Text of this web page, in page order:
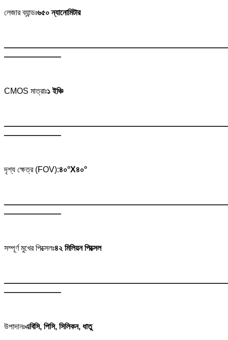
লেজার ব্যান্ডঃ৬৫০ ন্যানোমিটার
———————
CMOS মাত্রাঃ১ ইঞ্চি
———————
দৃশ্য ক্ষেত্র (FOV):৪০°X৪০°
———————
সম্পূর্ণ মুখের পিক্সেলঃ৪২ মিলিয়ন পিক্সেল
———————
উপাদানঃএবিসি, পিসি, সিলিকন, ধাতু